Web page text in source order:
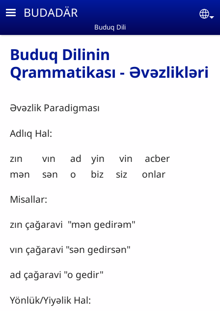
Skip to main content
BUDADÄR
Buduq Dili
Buduq Dilinin
Qrammatikası - Əvəzlikləri
Əvəzlik Paradigması
Adlıq Hal:
zın vın ad yin vin acber
mən sən o biz siz onlar
Misallar:
zın çağaravi "mən gedirəm"
vın çağaravi "sən gedirsən"
ad çağaravi "o gedir"
Yönlük/Yiyəlik Hal: